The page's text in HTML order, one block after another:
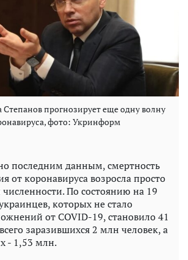
Степанов прогнозирует еще одну волну
фото: Укринформ
последним данным, смертность
от коронавируса возросла просто
По состоянию на 19
которых не стало
от COVID-19, становило 41
заразившихся 2 млн человек, а
- 1,53 млн.